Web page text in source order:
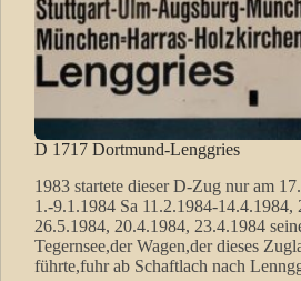
D 1717 Dortmund-Lenggries
1983 startete dieser D-Zug nur am
1.-9.1.1984 Sa 11.2.1984-14.4.1984,
26.5.1984, 20.4.1984, 23.4.1984
Tegernsee,der Wagen,der dieses
führte,fuhr ab Schaftlach nach